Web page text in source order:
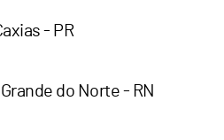
- PR
do Norte - RN